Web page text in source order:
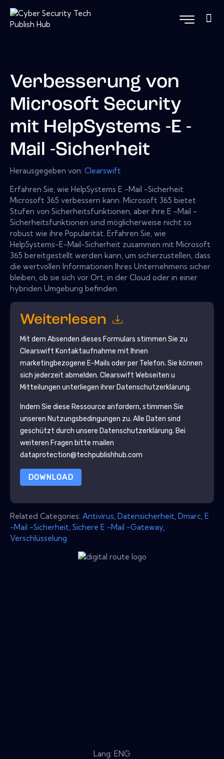
Verbesserung von
Microsoft Security
mit HelpSystems -E -
Mail -Sicherheit
Herausgegeben von: Clearswift
Erfahren Sie, wie HelpSystems E -Mail -Sicherheit
Microsoft 365 verbessern kann. Microsoft 365 bietet
Stufen von Sicherheitsfunktionen, aber ihre E -Mail -
Sicherheitsfunktionen sind möglicherweise nicht so
robust wie ihre Popularität. Erfahren Sie, wie
HelpSystems-E-Mail-Sicherheit zusammen mit Microsoft
365 bereitgestellt werden kann, um sicherzustellen, dass
die wertvollen Informationen Ihres Unternehmens sicher
bleiben, ob sie sich vor Ort, in der Cloud oder in einer
hybriden Umgebung befinden.
Weiterlesen
Mit dem Absenden dieses Formulars stimmen Sie zu
Clearswift Kontaktaufnahme mit Ihnen
marketingbezogene E-Mails oder per Telefon. Sie können
sich jederzeit abmelden. Clearswift Webseiten u
Mitteilungen unterliegen ihrer Datenschutzerklärung.
Indem Sie diese Ressource anfordern, stimmen Sie
unseren Nutzungsbedingungen zu. Alle Daten sind
geschützt durch unsere Datenschutzerklärung. Bei
weiteren Fragen bitte mailen
dataprotection@techpublishhub.com
DOWNLOAD
Related Categories: Antivirus Datensicherheit Dmarc E
-Mail -Sicherheit Sichere E -Mail -Gateway
Verschlüsselung
Lang: ENG